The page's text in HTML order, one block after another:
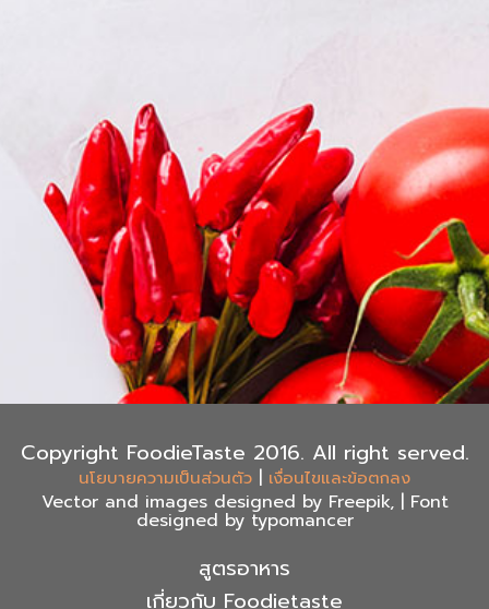
Copyright FoodieTaste 2016. All right served.
นโยบายความเป็นส่วนตัว | เงื่อนไขและข้อตกลง
Vector and images designed by Freepik, | Font
designed by typomancer
สูตรอาหาร
เกี่ยวกับ Foodietaste